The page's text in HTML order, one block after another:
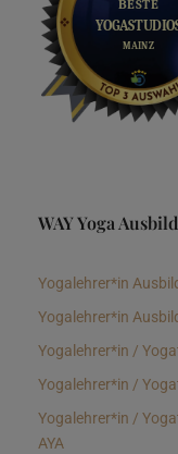
WAY Yoga
Yogalehrer*in
Yogalehrer*in
Yogalehrer*in /
Yogalehrer*in /
Yogalehrer*in /
AYA